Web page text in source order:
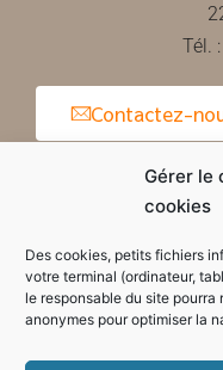
Gérer le
cookies
Des cookies, petits fichiers
votre terminal (ordinateur,
le responsable du site
anonymes pour optimiser la
Tél.
Contactez-
Horaires